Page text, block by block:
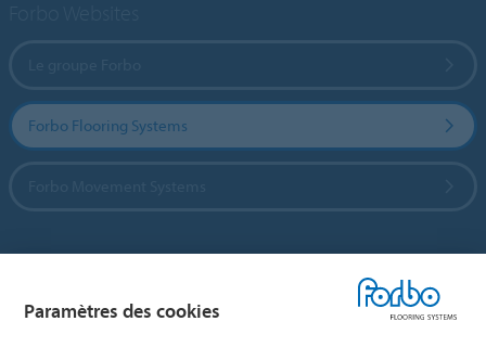
Forbo Flooring Systems
Paramètres des cookies